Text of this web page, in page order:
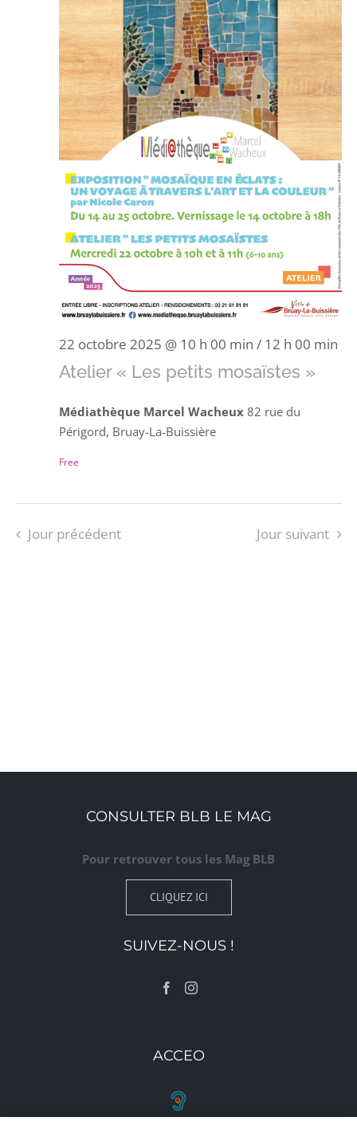
22 octobre 2025 @ 10 h 00 min / 12 h 00 min
Atelier « Les petits mosaïstes »
Médiathèque Marcel Wacheux 82 rue du
Périgord, Bruay-La-Buissière
Free
Jour précédent Jour suivant
CONSULTER BLB LE MAG
Pour retrouver tous les Mag BLB
CLIQUEZ ICI
SUIVEZ-NOUS !
ACCEO